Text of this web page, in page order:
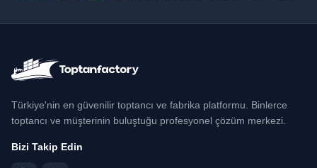
Türkiye'nin en güvenilir toptancı ve fabrika platformu. Binlerce
toptancı ve müşterinin buluştuğu profesyonel çözüm merkezi.
Bizi Takip Edin